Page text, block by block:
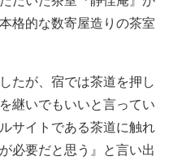
格的な数寄屋造りの茶室
たが、宿では茶道を押し
継いでもいいと言ってい
サイトである茶道に触れ
必要だと思う』と言い出